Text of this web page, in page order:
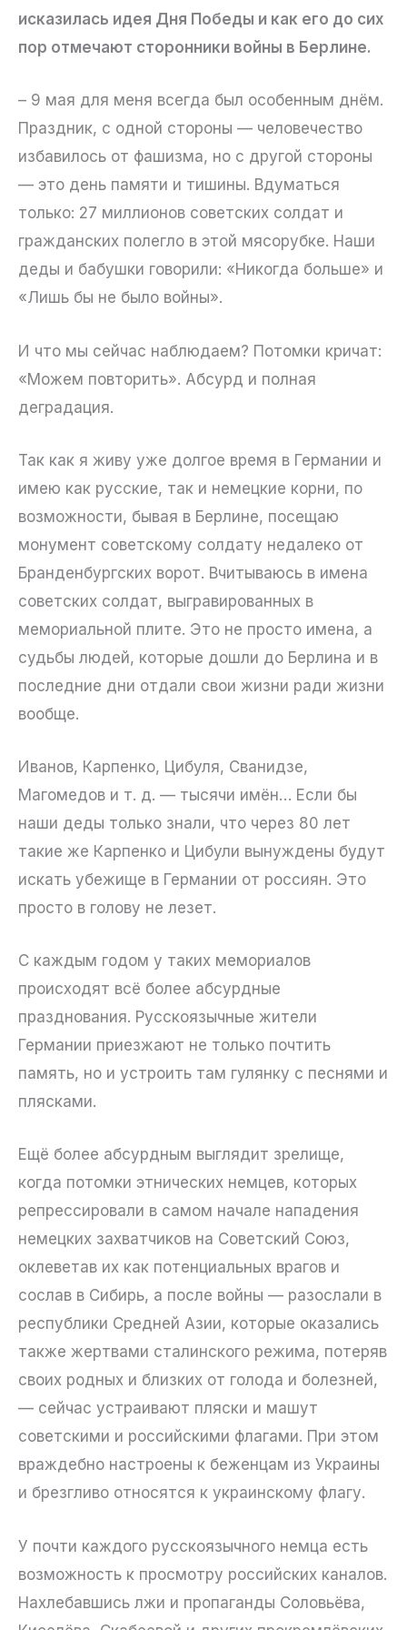
исказилась идея Дня Победы и как его до сих
пор отмечают сторонники войны в Берлине.
– 9 мая для меня всегда был особенным днём.
Праздник, с одной стороны — человечество
избавилось от фашизма, но с другой стороны
— это день памяти и тишины. Вдуматься
только: 27 миллионов советских солдат и
гражданских полегло в этой мясорубке. Наши
деды и бабушки говорили: «Никогда больше» и
«Лишь бы не было войны».
И что мы сейчас наблюдаем? Потомки кричат:
«Можем повторить». Абсурд и полная
деградация.
Так как я живу уже долгое время в Германии и
имею как русские, так и немецкие корни, по
возможности, бывая в Берлине, посещаю
монумент советскому солдату недалеко от
Бранденбургских ворот. Вчитываюсь в имена
советских солдат, выгравированных в
мемориальной плите. Это не просто имена, а
судьбы людей, которые дошли до Берлина и в
последние дни отдали свои жизни ради жизни
вообще.
Иванов, Карпенко, Цибуля, Сванидзе,
Магомедов и т. д. — тысячи имён… Если бы
наши деды только знали, что через 80 лет
такие же Карпенко и Цибули вынуждены будут
искать убежище в Германии от россиян. Это
просто в голову не лезет.
С каждым годом у таких мемориалов
происходят всё более абсурдные
празднования. Русскоязычные жители
Германии приезжают не только почтить
память, но и устроить там гулянку с песнями и
плясками.
Ещё более абсурдным выглядит зрелище,
когда потомки этнических немцев, которых
репрессировали в самом начале нападения
немецких захватчиков на Советский Союз,
оклеветав их как потенциальных врагов и
сослав в Сибирь, а после войны — разослали в
республики Средней Азии, которые оказались
также жертвами сталинского режима, потеряв
своих родных и близких от голода и болезней,
— сейчас устраивают пляски и машут
советскими и российскими флагами. При этом
враждебно настроены к беженцам из Украины
и брезгливо относятся к украинскому флагу.
У почти каждого русскоязычного немца есть
возможность к просмотру российских каналов.
Нахлебавшись лжи и пропаганды Соловьёва,